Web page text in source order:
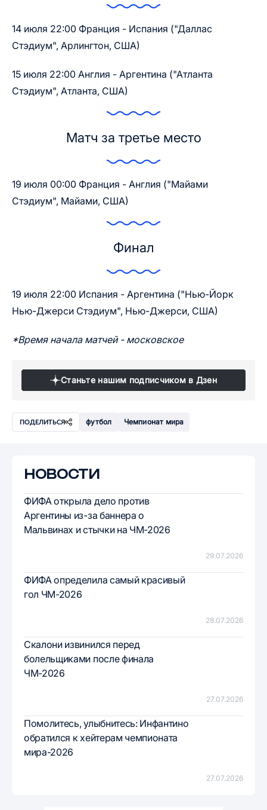
14 июля 22:00 Франция - Испания ("Даллас
Стэдиум", Арлингтон, США)
15 июля 22:00 Англия - Аргентина ("Атланта
Стэдиум", Атланта, США)
Матч за третье место
19 июля 00:00 Франция - Англия ("Майами
Стэдиум", Майами, США)
Финал
19 июля 22:00 Испания - Аргентина ("Нью-Йорк
Нью-Джерси Стэдиум", Нью-Джерси, США)
*Время начала матчей - московское
Станьте нашим подписчиком в Дзен
ПОДЕЛИТЬСЯ футбол Чемпионат мира
НОВОСТИ
29.07.2026
ФИФА открыла дело против
Аргентины из-за баннера о
Мальвинах и стычки на ЧМ-2026
28.07.2026
ФИФА определила самый красивый
гол ЧМ-2026
27.07.2026
Скалони извинился перед
болельщиками после финала
ЧМ-2026
27.07.2026
Помолитесь, улыбнитесь: Инфантино
обратился к хейтерам чемпионата
мира-2026